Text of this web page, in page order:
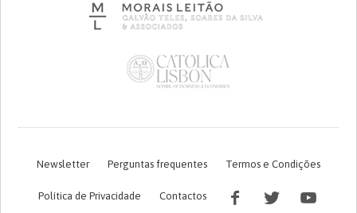
Newsletter Perguntas frequentes Termos e Condições
Política de Privacidade Contactos